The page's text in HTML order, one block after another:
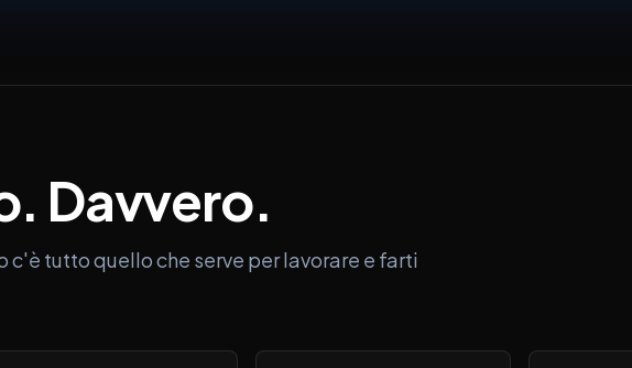
Davvero.
c'è tutto quello che serve per lavorare e farti